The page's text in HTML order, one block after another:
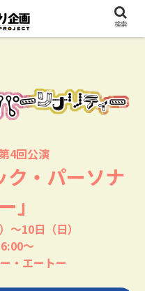
4回公演
ク・パーソナ
」
～10日（日）
～
・エートー
検索